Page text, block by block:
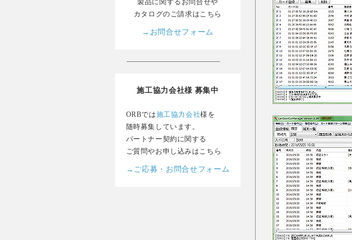
製品に関するお問合せや
カタログのご請求はこちら
→お問合せフォーム
施工協力会社様 募集中
ORBでは施工協力会社様を
随時募集しています。
パートナー契約に関する
ご質問やお申し込みはこちら
→ご応募・お問合せフォーム